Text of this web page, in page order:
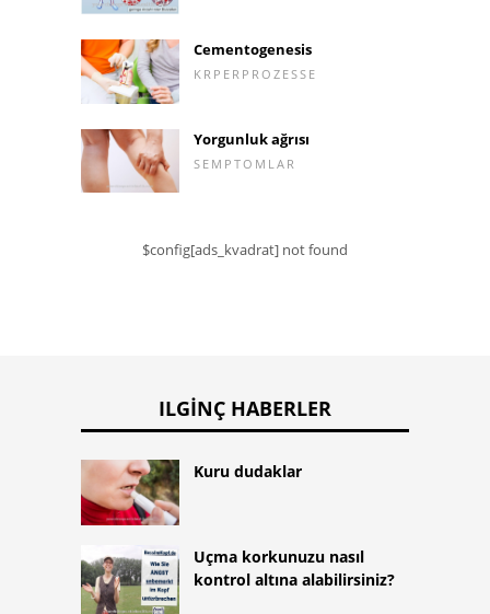
Cementogenesis
KRPERPROZESSE
Yorgunluk ağrısı
SEMPTOMLAR
$config[ads_kvadrat] not found
ILGINÇ HABERLER
Kuru dudaklar
Uçma korkunuzu nasıl
kontrol altına alabilirsiniz?